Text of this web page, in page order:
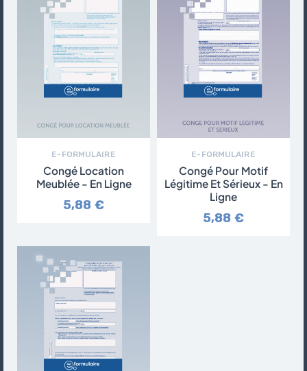
E-FORMULAIRE
Congé Location
Meublée - En Ligne
5,88 €
E-FORMULAIRE
Congé Pour Motif
Légitime Et Sérieux - En
Ligne
5,88 €